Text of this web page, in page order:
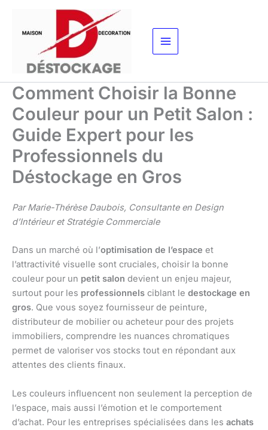
contenu
Comment Choisir la Bonne
Couleur pour un Petit Salon :
Guide Expert pour les
Professionnels du
Déstockage en Gros
Par Marie-Thérèse Daubois, Consultante en Design
d’Intérieur et Stratégie Commerciale
Dans un marché où l’optimisation de l’espace et
l’attractivité visuelle sont cruciales, choisir la bonne
couleur pour un petit salon devient un enjeu majeur,
surtout pour les professionnels ciblant le destockage en
gros. Que vous soyez fournisseur de peinture,
distributeur de mobilier ou acheteur pour des projets
immobiliers, comprendre les nuances chromatiques
permet de valoriser vos stocks tout en répondant aux
attentes des clients finaux.
Les couleurs influencent non seulement la perception de
l’espace, mais aussi l’émotion et le comportement
d’achat. Pour les entreprises spécialisées dans les achats